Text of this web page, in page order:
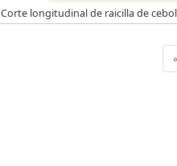
Corte longitudinal de raicilla de